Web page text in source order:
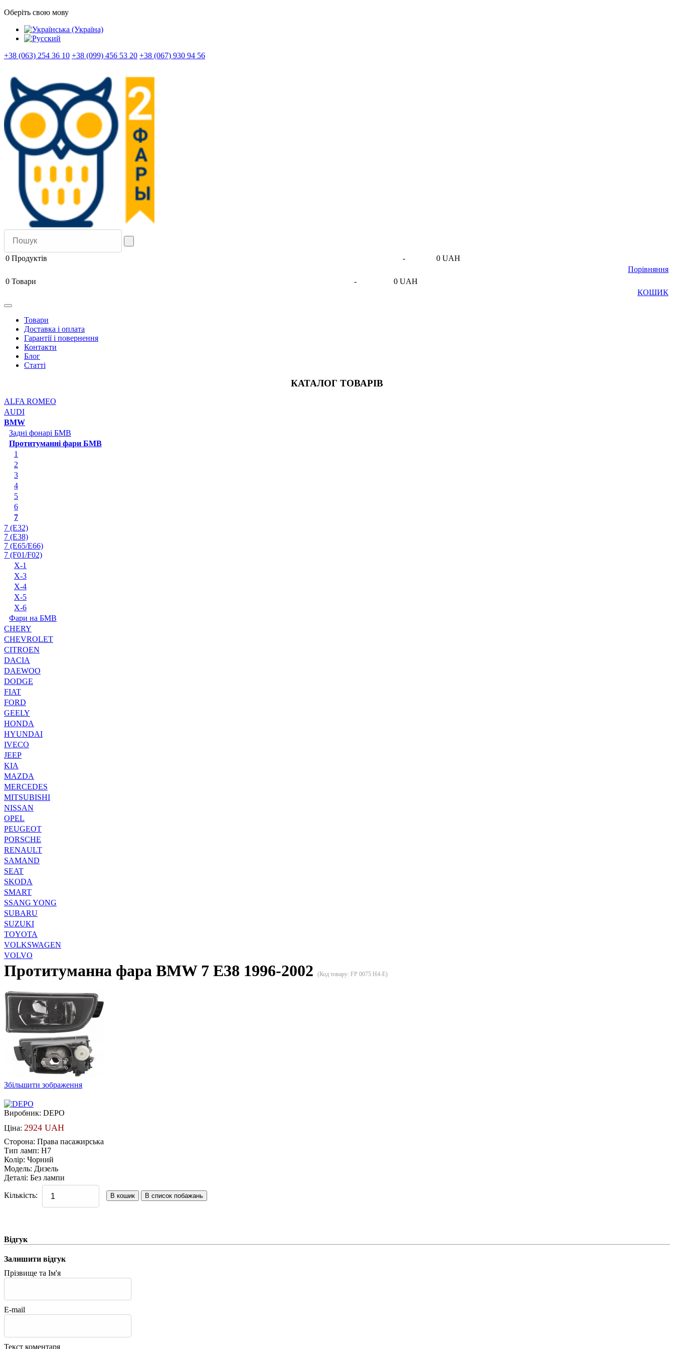
Оберіть свою мову
+38 (063) 254 36 10 +38 (099) 456 53 20 +38 (067) 930 94 56
0 Продуктів -
0 UAH
Порівняння
0 Товари -
0 UAH
КОШИК
Товари
Доставка і оплата
Гарантії і повернення
Контакти
Блог
Статті
КАТАЛОГ ТОВАРІВ
ALFA ROMEO
AUDI
BMW
Задні фонарі БМВ
Протитуманні фари БМВ
1
2
3
4
5
6
7
7 (E32)
7 (E38)
7 (E65/E66)
7 (F01/F02)
X-1
X-3
X-4
X-5
X-6
Фари на БМВ
CHERY
CHEVROLET
CITROEN
DACIA
DAEWOO
DODGE
FIAT
FORD
GEELY
HONDA
HYUNDAI
IVECO
JEEP
KIA
MAZDA
MERCEDES
MITSUBISHI
NISSAN
OPEL
PEUGEOT
PORSCHE
RENAULT
SAMAND
SEAT
SKODA
SMART
SSANG YONG
SUBARU
SUZUKI
TOYOTA
VOLKSWAGEN
VOLVO
Протитуманна фара BMW 7 E38 1996-2002 (Код товару: FP 0075 H4-E)
Збільшити зображення
Виробник: DEPO
Ціна: 2924 UAH
Сторона: Права пасажирська
Тип ламп: H7
Колір: Чорний
Модель: Дизель
Деталі: Без лампи
Кількість:
Відгук
Залишити відгук
Прізвище та Ім'я
E-mail
Текст коментаря